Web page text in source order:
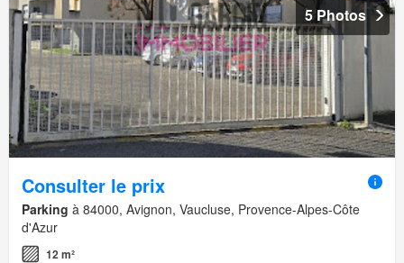
5 Photos
Consulter le prix
Parking à 84000, Avignon, Vaucluse, Provence-Alpes-Côte
d'Azur
12 m²